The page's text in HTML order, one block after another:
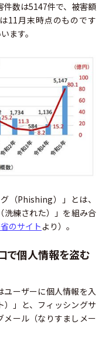
数は5147件で、被害額
11月末時点のものです
ます。
（Phishing）」とは、
練された）」を組み合
のサイト より）。
で個人情報を盗む
ーザーに個人情報を入
」と、フィッシングサ
ール（なりすましメー